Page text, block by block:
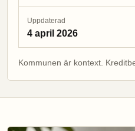
Uppdaterad
4 april 2026
Kommunen är kontext.